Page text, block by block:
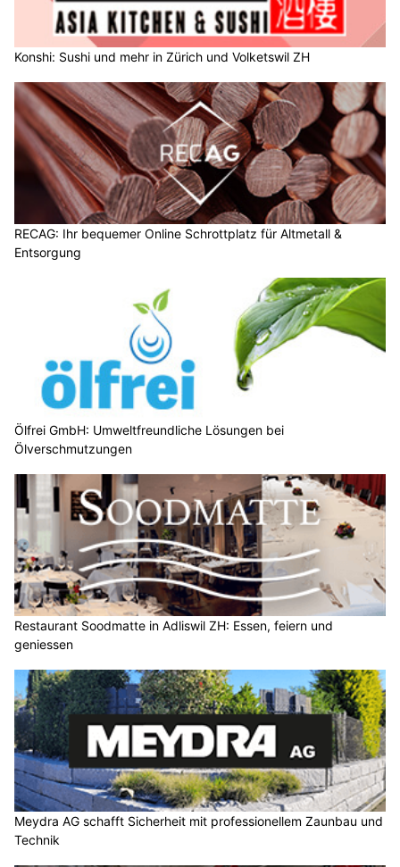
Konshi: Sushi und mehr in Zürich und Volketswil ZH
RECAG: Ihr bequemer Online Schrottplatz für Altmetall &
Entsorgung
Ölfrei GmbH: Umweltfreundliche Lösungen bei
Ölverschmutzungen
Restaurant Soodmatte in Adliswil ZH: Essen, feiern und
geniessen
Meydra AG schafft Sicherheit mit professionellem Zaunbau und
Technik